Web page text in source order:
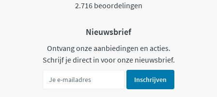
2.716 beoordelingen
Nieuwsbrief
Ontvang onze aanbiedingen en acties.
Schrijf je direct in voor onze nieuwsbrief.
Inschrijven